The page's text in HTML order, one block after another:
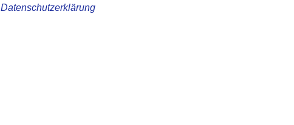
Datenschutzerklärung